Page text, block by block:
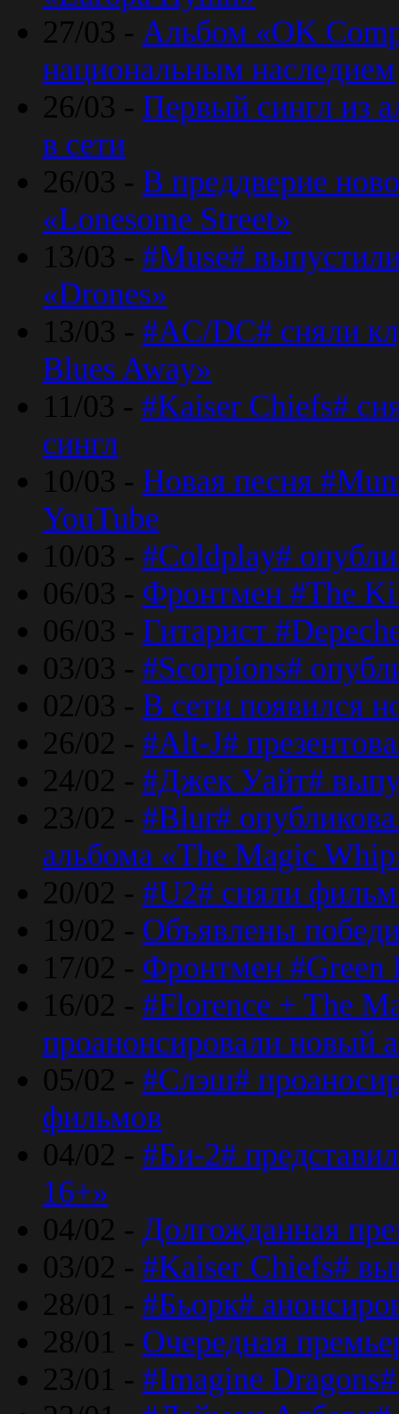
27/03 - Альбом «OK
национальным наследием
26/03 - Первый сингл из
в сети
26/03 - В преддверие
«Lonesome Street»
13/03 - #Muse#
«Drones»
13/03 - #AC/DC# сняли
Blues Away»
11/03 - #Kaiser Chiefs#
сингл
10/03 - Новая песня
YouTube
10/03 - #Coldplay#
06/03 - Фронтмен #The
06/03 - Гитарист
03/03 - #Scorpions#
02/03 - В сети появился
26/02 - #Alt-J#
24/02 - #Джек Уайт#
23/02 - #Blur#
альбома «The Magic
20/02 - #U2# сняли
19/02 - Объявлены
17/02 - Фронтмен #Green
16/02 - #Florence + The
проанонсировали новый
05/02 - #Слэш#
фильмов
04/02 - #Би-2#
16+»
04/02 - Долгожданная
03/02 - #Kaiser Chiefs#
28/01 - #Бьорк#
28/01 - Очередная
23/01 - #Imagine